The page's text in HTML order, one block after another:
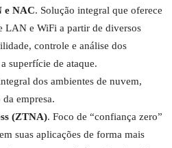
e NAC. Solução integral que oferece
LAN e WiFi a partir de diversos
controle e análise dos
superfície de ataque.
dos ambientes de nuvem,
empresa.
(ZTNA). Foco de “confiança zero”
suas aplicações de forma mais